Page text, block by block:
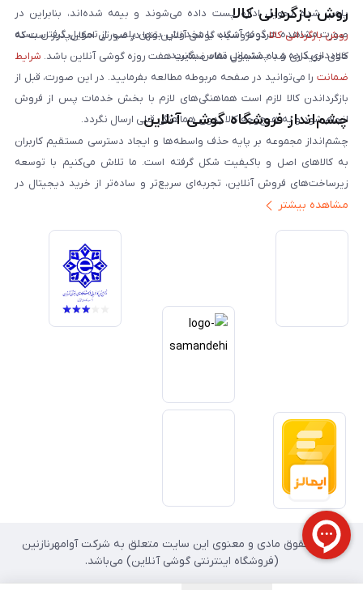
پلمپ شده تحویل اداره پست داده می‌شوند و بیمه شده‌اند، بنابراین در
صورت مشاهده هرگونه آسیب یا مخدوش بودن پلمپ، از تحویل گرفتن بسته
خودداری کرده و با پشتیبانی تماس بگیرید.
روش بازگردانی کالا
روش بازگردانی کالادر فروشگاه گوشی آنلاین تنها در صورتی امکان‌پذیر است که
کالای خریداری شده مشمول مفاد ضمانت هفت روزه گوشی آنلاین باشد. شرایط
ضمانت را می‌توانید در صفحه مربوطه مطالعه بفرمایید. در این صورت، قبل از
بازگرداندن کالا لازم است هماهنگی‌های لازم با بخش خدمات پس از فروش
انجام شود و به هیچ‌وجه کالا بدون هماهنگی قبلی ارسال نگردد.
چشم‌انداز فروشگاه گوشی آنلاین
چشم‌انداز مجموعه بر پایه حذف واسطه‌ها و ایجاد دسترسی مستقیم کاربران
به کالاهای اصل و باکیفیت شکل گرفته است. ما تلاش می‌کنیم با توسعه
زیرساخت‌های فروش آنلاین، تجربه‌ای سریع‌تر و ساده‌تر از خرید دیجیتال در
ایران ارائه دهیم. تبدیل‌شدن به مرجعی قابل اعتماد برای خرید کالای دیجیتال،
خدمات و به‌روزرسانی مداوم محصولات، مسیر ما را روشن‌تر می‌کند. ما باور
داریم آینده بازار دیجیتال متعلق به کسب‌وکارهایی است که صداقت و شفافیت
را در اولویت قرار می‌دهند. گوشی آنلاین با تکیه بر تجربه و تخصص، با قدرت به
سمت تحقق این چشم‌انداز حرکت می‌کند.
مشاهده بیشتر
تمامی حقوق مادی و معنوی این سایت متعلق به شرکت آوامهرنازنین
(فروشگاه اینترنتی گوشی آنلاین) می‌باشد.